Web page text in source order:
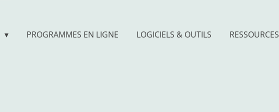
PROGRAMMES EN LIGNE LOGICIELS & OUTILS RESSOURCES